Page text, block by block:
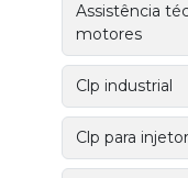
Assistência
motores
Clp industrial
Clp para